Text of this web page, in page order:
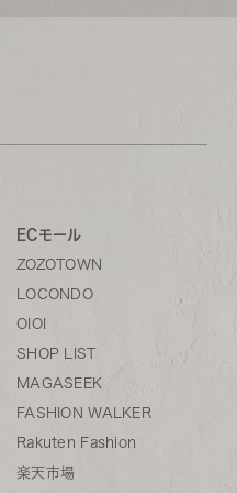
ECモール
ZOZOTOWN
LOCONDO
OIOI
SHOP LIST
MAGASEEK
FASHION WALKER
Rakuten Fashion
楽天市場